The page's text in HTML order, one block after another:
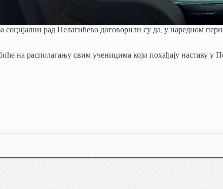
рад Пелагићево договорили су да, у наредном
на располагању свим ученицима који похађају наставу у